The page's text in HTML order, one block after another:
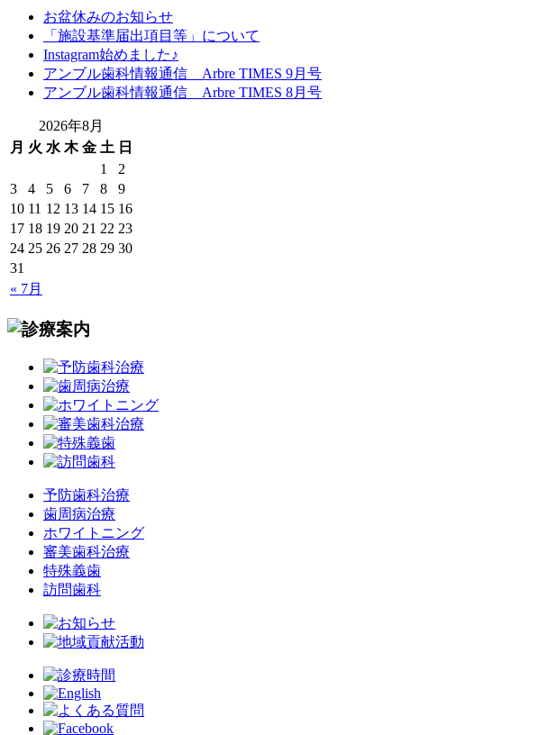
お盆休みのお知らせ
「施設基準届出項目等」について
Instagram始めました♪
アンブル歯科情報通信 Arbre TIMES 9月号
アンブル歯科情報通信 Arbre TIMES 8月号
2026年8月
月 火 水 木 金 土 日
« 7月
1
2
3
4 5 6 7 8
9
10 11 12 13 14 15 16
17 18 19 20 21 22 23
24 25 26 27 28 29 30
31
予防歯科治療
歯周病治療
ホワイトニング
審美歯科治療
特殊義歯
訪問歯科